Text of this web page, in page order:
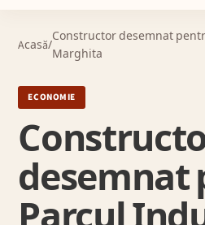
Acasă/
Constructor desemnat
Marghita
ECONOMIE
desemnat